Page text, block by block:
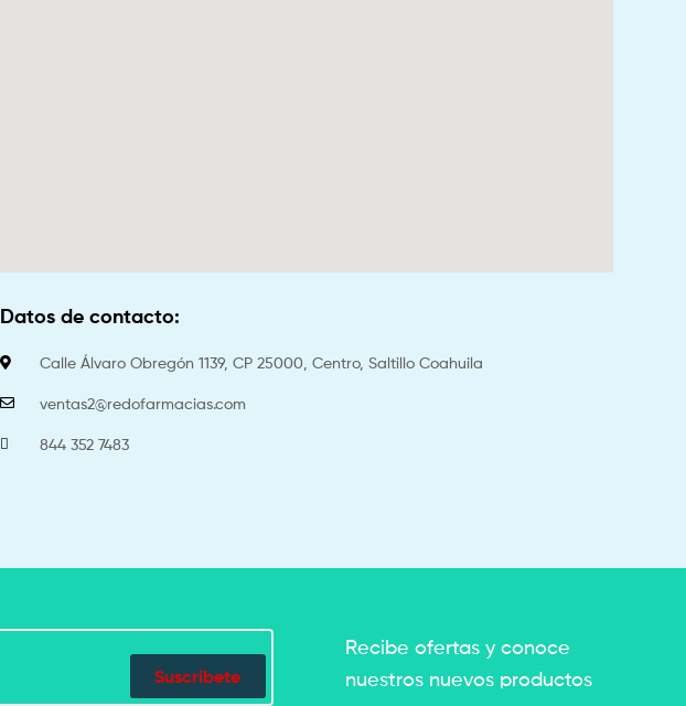
Datos de contacto:
Calle Álvaro Obregón 1139, CP 25000, Centro, Saltillo Coahuila
ventas2@redofarmacias.com
844 352 7483
Suscríbete
Recibe ofertas y conoce
nuestros nuevos productos